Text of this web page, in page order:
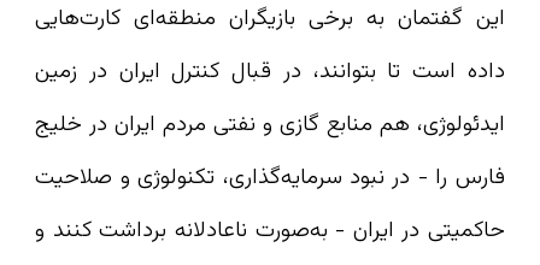
این گفتمان به برخی بازیگران منطقه‌ای کارت‌هایی
داده است تا بتوانند، در قبال کنترل ایران در زمین
ایدئولوژی، هم منابع گازی و نفتی مردم ایران در خلیج
فارس را - در نبود سرمایه‌گذاری، تکنولوژی و صلاحیت
حاکمیتی در ایران - به‌صورت ناعادلانه برداشت کنند و